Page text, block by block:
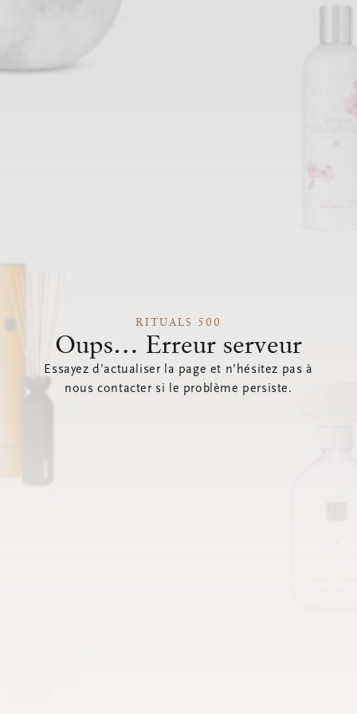
RITUALS 500
Oups… Erreur serveur
Essayez d’actualiser la page et n’hésitez pas à
nous contacter si le problème persiste.